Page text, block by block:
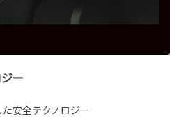
ー
安全テクノロジー